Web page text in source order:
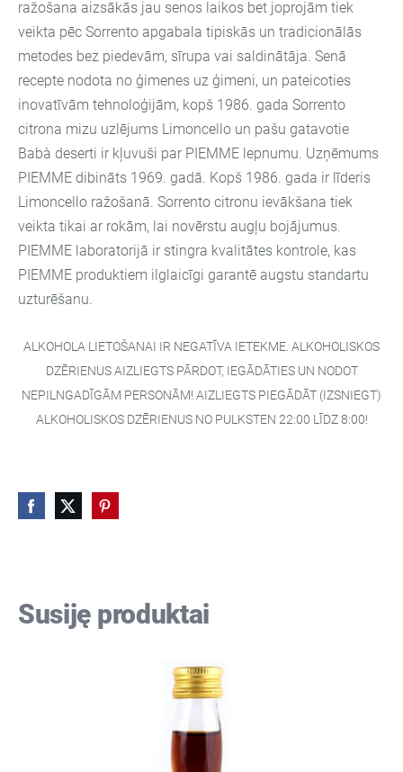
ražošana aizsākās jau senos laikos bet joprojām tiek
veikta pēc Sorrento apgabala tipiskās un tradicionālās
metodes bez piedevām, sīrupa vai saldinātāja. Senā
recepte nodota no ģimenes uz ģimeni, un pateicoties
inovatīvām tehnoloģijām, kopš 1986. gada Sorrento
citrona mizu uzlējums Limoncello un pašu gatavotie
Babà deserti ir kļuvuši par PIEMME lepnumu. Uzņēmums
PIEMME dibināts 1969. gadā. Kopš 1986. gada ir līderis
Limoncello ražošanā. Sorrento citronu ievākšana tiek
veikta tikai ar rokām, lai novērstu augļu bojājumus.
PIEMME laboratorijā ir stingra kvalitātes kontrole, kas
PIEMME produktiem ilglaicīgi garantē augstu standartu
uzturēšanu.
ALKOHOLA LIETOŠANAI IR NEGATĪVA IETEKME. ALKOHOLISKOS
DZĒRIENUS AIZLIEGTS PĀRDOT, IEGĀDĀTIES UN NODOT
NEPILNGADĪGĀM PERSONĀM! AIZLIEGTS PIEGĀDĀT (IZSNIEGT)
ALKOHOLISKOS DZĒRIENUS NO PULKSTEN 22:00 LĪDZ 8:00!
Susiję produktai